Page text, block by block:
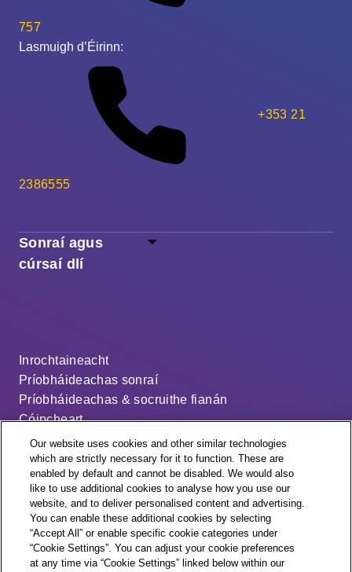
Sonraí agus
cúrsaí dlí
Inrochtaineacht
Príobháideachas sonraí
Príobháideachas & socruithe fianán
Cóipcheart
Séanadh
Ráiteas ar an sclábhaíocht nua-aimseartha
An cód dáileacháin
Socruithe fianán
757
Lasmuigh d’Éirinn:
+353 21
2386555
Our website uses cookies and other similar technologies
which are strictly necessary for it to function. These are
enabled by default and cannot be disabled. We would also
like to use additional cookies to analyse how you use our
website, and to deliver personalised content and advertising.
You can enable these additional cookies by selecting
“Accept All” or enable specific cookie categories under
“Cookie Settings”. You can adjust your cookie preferences
at any time via “Cookie Settings” linked below within our